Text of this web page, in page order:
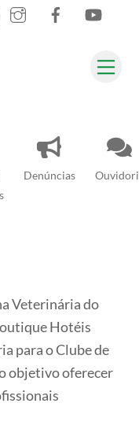
Denúncias
InstagramFacebook
Veterinária do
Hotéis
para o Clube de
objetivo oferecer